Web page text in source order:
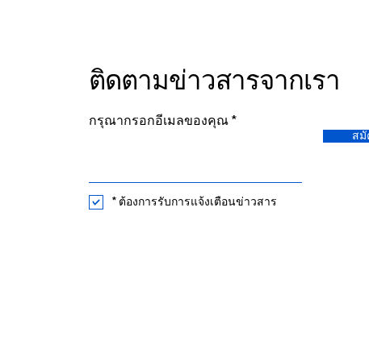
ติดตามข่าวสารจากเรา
กรุณากรอกอีเมลของคุณ
สมั
* ต้องการรับการแจ้งเตือนข่าวสาร